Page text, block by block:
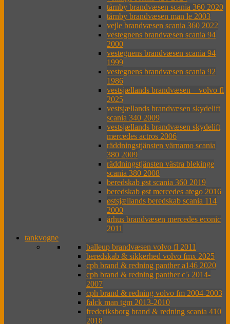
tårnby brandvæsen scania 360 2020
tårnby brandvæsen man le 2003
vejle brandvæsen scania 360 2022
vestegnens brandvæsen scania 94
2000
vestegnens brandvæsen scania 94
1999
vestegnens brandvæsen scania 92
1986
vestsjællands brandvæsen – volvo fl
2025
vestsjællands brandvæsen skydelift
scania 340 2009
vestsjællands brandvæsen skydelift
mercedes actros 2006
räddningstjänsten värnamo scania
380 2009
räddningstjänsten västra blekinge
scania 380 2008
beredskab øst scania 360 2019
beredskab øst mercedes atego 2016
østsjællands beredskab scania 114
2000
århus brandvæsen mercedes econic
2011
tankvogne
balleup brandvæsen volvo fl 2011
beredskab & sikkerhed volvo fmx 2025
cph brand & redning panther a146 2020
cph brand & redning panther c5 2014-
2007
cph brand & redning volvo fm 2004-2003
falck man tgm 2013-2010
frederiksborg brand & redning scania 410
2018